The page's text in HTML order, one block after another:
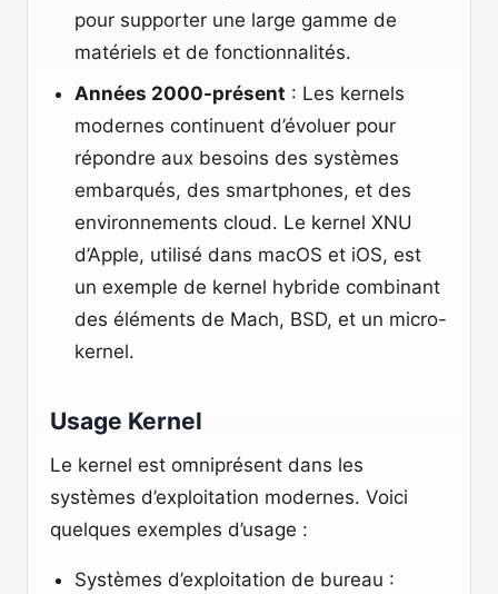
pour supporter une large gamme de
matériels et de fonctionnalités.
Années 2000-présent : Les kernels
modernes continuent d’évoluer pour
répondre aux besoins des systèmes
embarqués, des smartphones, et des
environnements cloud. Le kernel XNU
d’Apple, utilisé dans macOS et iOS, est
un exemple de kernel hybride combinant
des éléments de Mach, BSD, et un micro-
kernel.
Usage Kernel
Le kernel est omniprésent dans les
systèmes d’exploitation modernes. Voici
quelques exemples d’usage :
Systèmes d’exploitation de bureau :